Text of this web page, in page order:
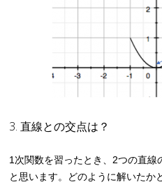
3. 直線との交点は？
1次関数を習ったとき、2つの直線
と思います。どのように解いたか